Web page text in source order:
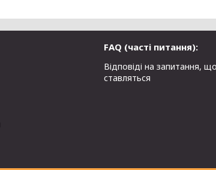
FAQ (часті питання):
Відповіді на запитання,
ставляться